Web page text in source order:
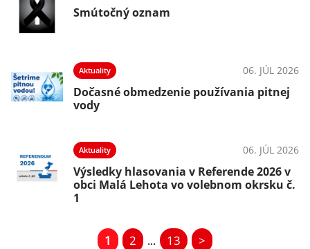
Smútočný oznam
Aktuality 06. JÚL 2026
Dočasné obmedzenie používania pitnej
vody
Aktuality 06. JÚL 2026
Výsledky hlasovania v Referende 2026 v
obci Malá Lehota vo volebnom okrsku č.
1
1 2 ... 13 >